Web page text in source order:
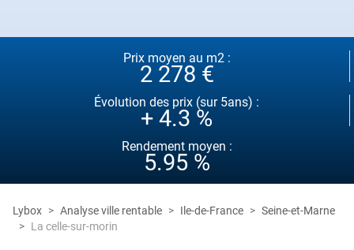
Prix moyen au m2 :
2 278 €
Évolution des prix (sur 5ans) :
+ 4.3 %
Rendement moyen :
5.95 %
Lybox Analyse ville rentable Ile-de-France
Seine-et-Marne
La celle-sur-morin